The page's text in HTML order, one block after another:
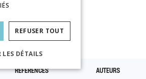
RÉFÉRENCES AUTEURS
sources du discours de l’inégalité
François
Jean-Jacques Rousseau A M.
REFUSER TOUT
LES DÉTAILS